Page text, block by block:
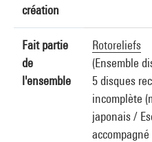
création
Fait partie
de
l'ensemble
Rotoreliefs
(Ensemble
5 disques
incomplète
japonais /